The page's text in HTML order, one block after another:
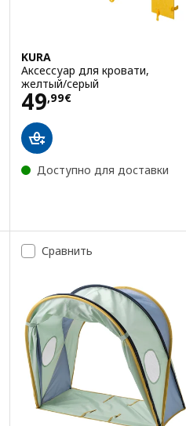
KURA
Аксессуар для кровати,
желтый/серый
49,99€
Цена 49,99€
Доступно для доставки
Сравнить